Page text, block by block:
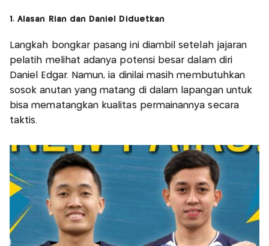
1. Alasan Rian dan Daniel Diduetkan
Langkah bongkar pasang ini diambil setelah jajaran
pelatih melihat adanya potensi besar dalam diri
Daniel Edgar. Namun, ia dinilai masih membutuhkan
sosok anutan yang matang di dalam lapangan untuk
bisa mematangkan kualitas permainannya secara
taktis.